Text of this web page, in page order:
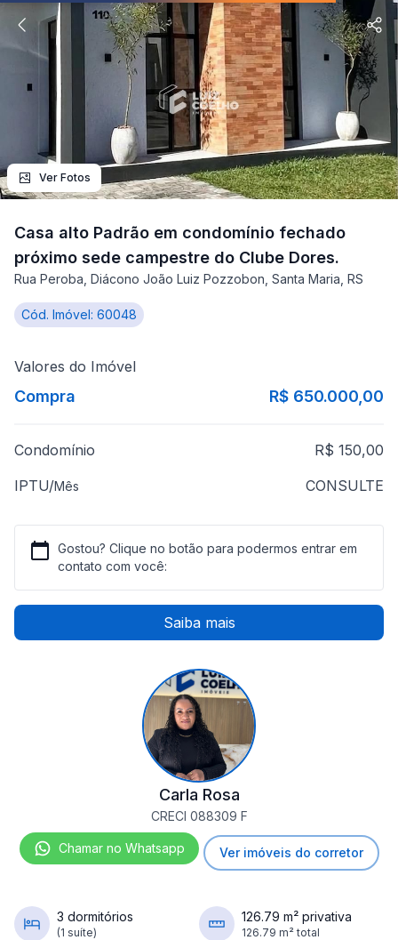
Ver Fotos
Valores do Imóvel
Compra R$ 650.000,00
Condomínio
R$ 150,00
IPTU/Mês CONSULTE
Gostou? Clique no botão para podermos entrar em
contato com você:
Saiba mais
Carla Rosa
CRECI 088309 F
Chamar no Whatsapp Ver imóveis do corretor
Casa alto Padrão em condomínio fechado
próximo sede campestre do Clube Dores.
Rua Peroba, Diácono João Luiz Pozzobon, Santa Maria, RS
Cód. Imóvel: 60048
3 dormitórios
(1 suíte)
126.79 m² privativa
126.79 m² total